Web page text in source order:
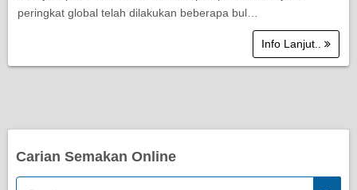
peringkat global telah dilakukan beberapa bul…
Info Lanjut..
Carian Semakan Online